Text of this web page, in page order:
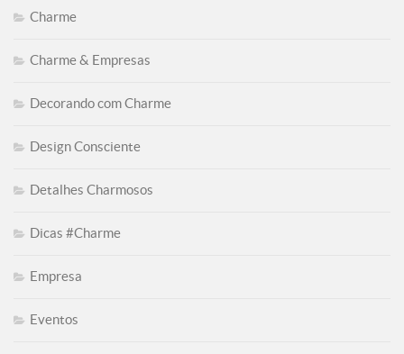
Charme
Charme & Empresas
Decorando com Charme
Design Consciente
Detalhes Charmosos
Dicas #Charme
Empresa
Eventos